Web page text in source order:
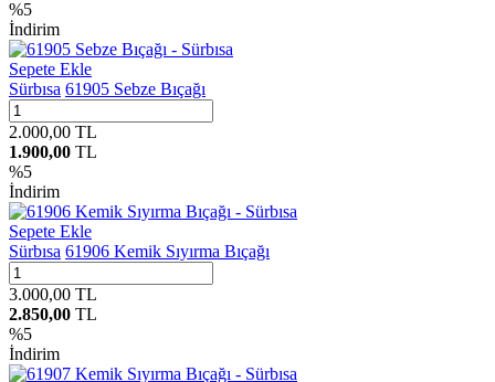
%5
İndirim
Sepete Ekle
Sürbısa 61905 Sebze Bıçağı
2.000,00 TL
1.900,00 TL
%5
İndirim
Sepete Ekle
Sürbısa 61906 Kemik Sıyırma Bıçağı
3.000,00 TL
2.850,00 TL
%5
İndirim